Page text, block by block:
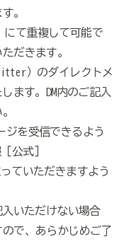
。
にて重複して可能で
だきます。
）のダイレクトメ
ます。DM内のご記入
ジを受信できるよう
公式］
っていただきますよう
いただけない場合
で、あらかじめご了